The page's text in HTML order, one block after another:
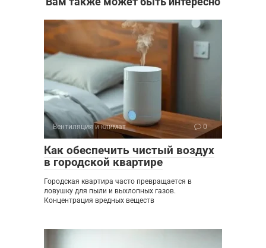
Вентиляция и климат 0
Как обеспечить чистый воздух
в городской квартире
Городская квартира часто превращается в
ловушку для пыли и выхлопных газов.
Концентрация вредных веществ